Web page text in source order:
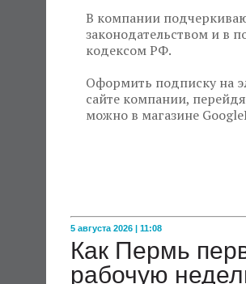
В компании
законодательством и в
кодексом РФ.
Оформить подписку на
сайте компании, перейдя
можно в магазине
5 августа 2026 | 11:08
Как Пермь
рабочую